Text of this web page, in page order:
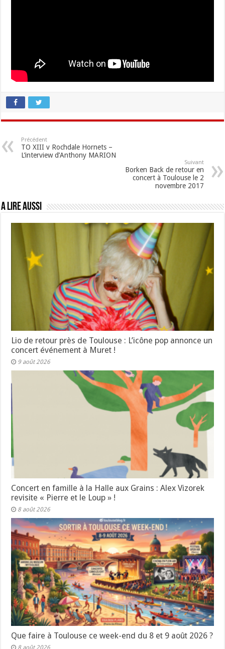
Précédent
TO XIII v Rochdale Hornets –
L’interview d’Anthony MARION
Suivant
Borken Back de retour en
concert à Toulouse le 2
novembre 2017
A lire aussi
Lio de retour près de Toulouse : L’icône pop annonce un
concert événement à Muret !
9 août 2026
Concert en famille à la Halle aux Grains : Alex Vizorek
revisite « Pierre et le Loup » !
8 août 2026
Que faire à Toulouse ce week-end du 8 et 9 août 2026 ?
8 août 2026